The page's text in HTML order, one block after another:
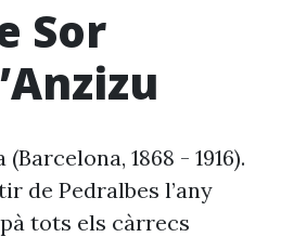
Sor
1868 - 1916).
de Pedralbes l’any
tots els càrrecs